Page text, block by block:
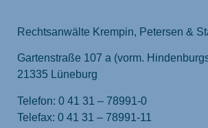
Rechtsanwälte Krempin, Petersen &
Gartenstraße 107 a (vorm.
21335 Lüneburg
Telefon: 0 41 31 – 78991-0
Telefax: 0 41 31 – 78991-11